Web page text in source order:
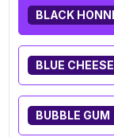
efectele
resin ca
BLACK
BLUE CHEESE
BUBBLE GUM